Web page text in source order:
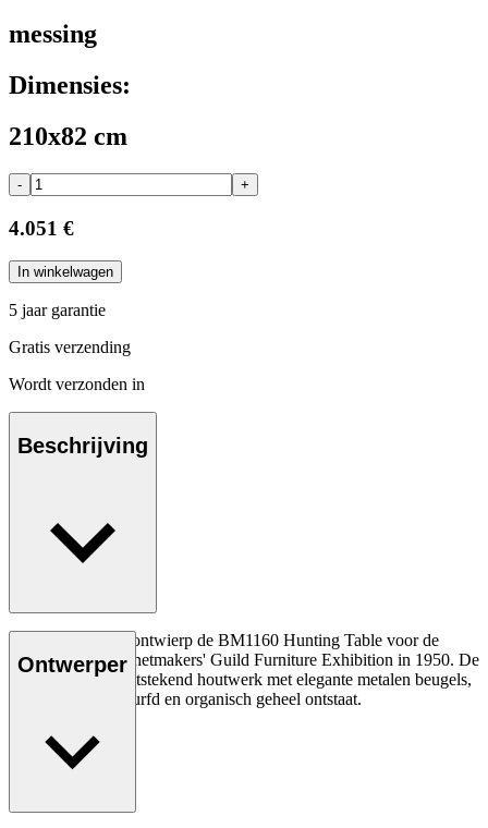
messing
Dimensies:
210x82 cm
- +
4.051 €
In winkelwagen
5 jaar garantie
Gratis verzending
Wordt verzonden in
Beschrijving
Børge Mogensen ontwierp de BM1160 Hunting Table voor de
Copenhagen Cabinetmakers' Guild Furniture Exhibition in 1950. De
tafel combineert uitstekend houtwerk met elegante metalen beugels,
waardoor een gedurfd en organisch geheel ontstaat.
Lees meer
Ontwerper